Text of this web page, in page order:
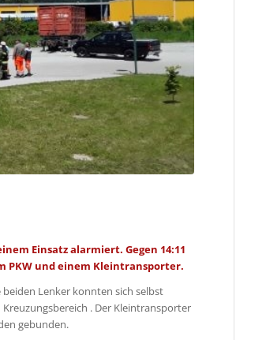
Einsatz alarmiert. Gegen 14:11
PKW und einem Kleintransporter.
Lenker konnten sich selbst
. Der Kleintransporter
gebunden.